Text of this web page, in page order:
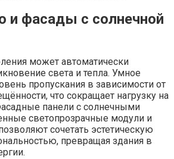
и фасады с солнечной
может автоматически
света и тепла. Умное
пропускания в зависимости от
что сокращает нагрузку на
панели с солнечными
светопрозрачные модули и
сочетать эстетическую
превращая здания в